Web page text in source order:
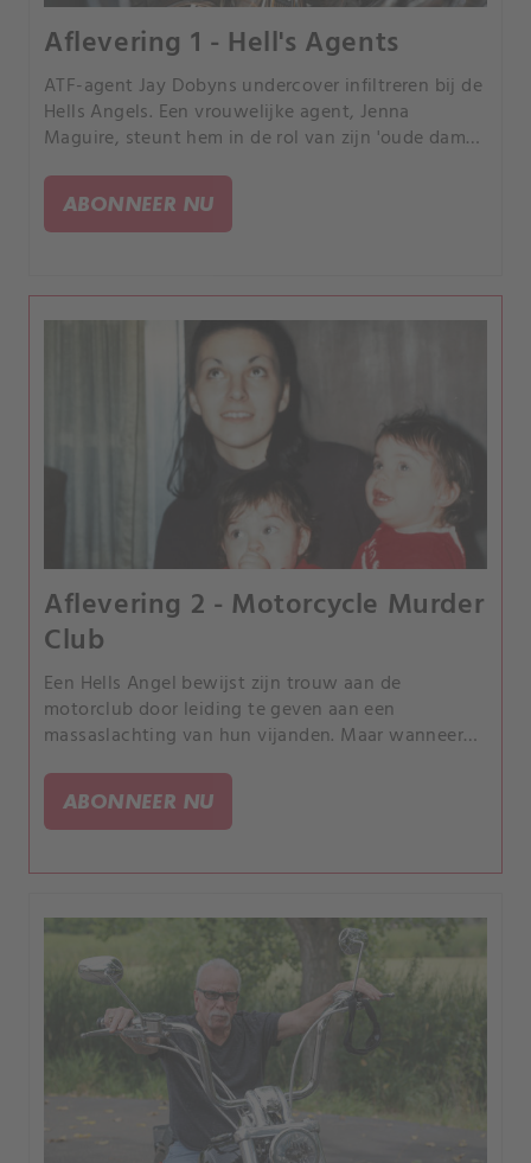
Aflevering 1 - Hell's Agents
ATF-agent Jay Dobyns undercover infiltreren bij de
Hells Angels. Een vrouwelijke agent, Jenna
Maguire, steunt hem in de rol van zijn 'oude dame',
Angel te worden drijft Jay tot het punt van
vernietiging.
ABONNEER NU
Aflevering 2 - Motorcycle Murder
Club
Een Hells Angel bewijst zijn trouw aan de
motorclub door leiding te geven aan een
massaslachting van hun vijanden. Maar wanneer
met zijn geweten en zoekt hij een uitweg.
ABONNEER NU